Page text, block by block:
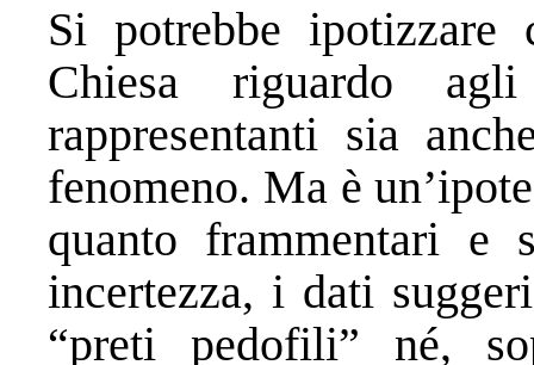
Si potrebbe ipotizzare
Chiesa riguardo
rappresentanti sia
fenomeno. Ma è
quanto frammentari
incertezza, i dati
“preti pedofili” né,